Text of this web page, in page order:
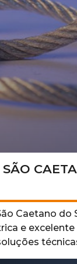
Caetano do
e